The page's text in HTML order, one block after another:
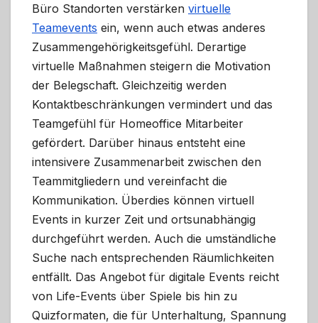
Büro Standorten verstärken virtuelle
Teamevents ein, wenn auch etwas anderes
Zusammengehörigkeitsgefühl. Derartige
virtuelle Maßnahmen steigern die Motivation
der Belegschaft. Gleichzeitig werden
Kontaktbeschränkungen vermindert und das
Teamgefühl für Homeoffice Mitarbeiter
gefördert. Darüber hinaus entsteht eine
intensivere Zusammenarbeit zwischen den
Teammitgliedern und vereinfacht die
Kommunikation. Überdies können virtuell
Events in kurzer Zeit und ortsunabhängig
durchgeführt werden. Auch die umständliche
Suche nach entsprechenden Räumlichkeiten
entfällt. Das Angebot für digitale Events reicht
von Life-Events über Spiele bis hin zu
Quizformaten, die für Unterhaltung, Spannung